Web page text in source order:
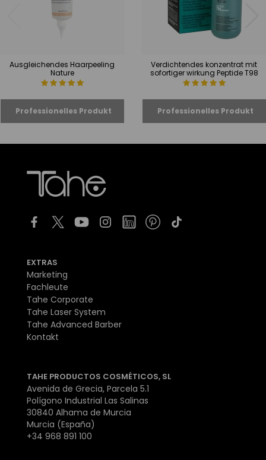
Ausgleichendes Haarpeeling
Nature
Verdichtendes konzentrat mit
sofortiger wirkung Peptide T98
EXTRAS
Marketing
Fachleute
Tahe Corporate
Tahe Laser System
Tahe Advanced Barber
Kontakt
TAHE PRODUCTOS COSMÉTICOS, SL
Avenida de Grecia, Parcela 5.1
Polígono Industrial Las Salinas
30840 Alhama de Murcia
Murcia (España)
+34 968 891 100